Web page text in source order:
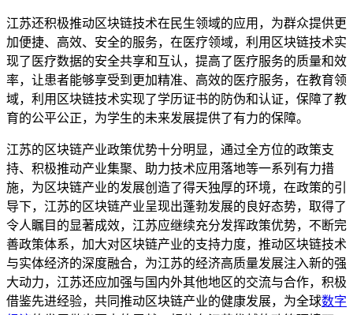
江苏还积极推动区块链技术在民生领域的应用，为群众提供更
加便捷、高效、安全的服务，在医疗领域，利用区块链技术实
现了医疗数据的安全共享和互认，提高了医疗服务的质量和效
率，让患者能够享受到更加精准、高效的医疗服务，在教育领
域，利用区块链技术实现了学历证书的防伪和认证，保障了教
育的公平公正，为学生的未来发展提供了有力的保障。
江苏的区块链产业政策优势十分明显，通过全方位的政策支
持、积极推动产业集聚、助力技术应用落地等一系列有力措
施，为区块链产业的发展创造了得天独厚的环境，在政策的引
导下，江苏的区块链产业呈现出蓬勃发展的良好态势，取得了
令人瞩目的显著成效，江苏应继续充分发挥政策优势，不断完
善政策体系，加大对区块链产业的支持力度，推动区块链技术
与实体经济的深度融合，为江苏的经济高质量发展注入新的强
大动力，江苏还应加强与国内外其他地区的交流与合作，积极
借鉴先进经验，共同推动区块链产业的健康发展，为全球数字